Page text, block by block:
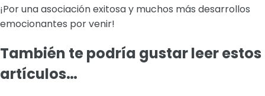
¡Por una asociación exitosa y muchos más desarrollos
emocionantes por venir!
También te podría gustar leer estos
artículos…